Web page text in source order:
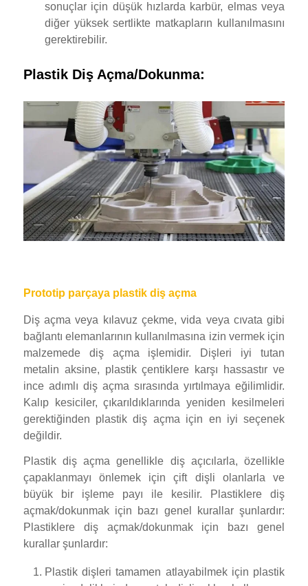
sonuçlar için düşük hızlarda karbür, elmas veya
diğer yüksek sertlikte matkapların kullanılmasını
gerektirebilir.
Plastik Diş Açma/Dokunma:
Prototip parçaya plastik diş açma
Diş açma veya kılavuz çekme, vida veya cıvata gibi
bağlantı elemanlarının kullanılmasına izin vermek için
malzemede diş açma işlemidir. Dişleri iyi tutan
metalin aksine, plastik çentiklere karşı hassastır ve
ince adımlı diş açma sırasında yırtılmaya eğilimlidir.
Kalıp kesiciler, çıkarıldıklarında yeniden kesilmeleri
gerektiğinden plastik diş açma için en iyi seçenek
değildir.
Plastik diş açma genellikle diş açıcılarla, özellikle
çapaklanmayı önlemek için çift dişli olanlarla ve
büyük bir işleme payı ile kesilir. Plastiklere diş
açmak/dokunmak için bazı genel kurallar şunlardır:
Plastiklere diş açmak/dokunmak için bazı genel
kurallar şunlardır:
Plastik dişleri tamamen atlayabilmek için plastik